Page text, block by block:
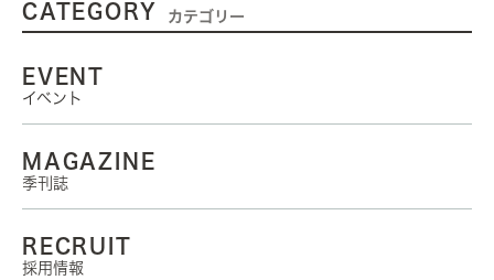
CATEGORY カテゴリー
EVENT
イベント
MAGAZINE
季刊誌
RECRUIT
採用情報